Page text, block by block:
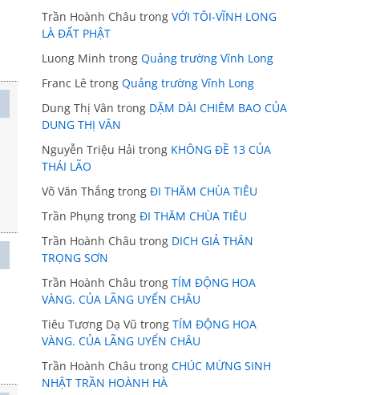
Trần Hoành Châu trong VỚI TÔI-VĨNH LONG
LÀ ĐẤT PHẬT
Luong Minh trong Quảng trường Vĩnh Long
Franc Lê trong Quảng trường Vĩnh Long
Dung Thị Vân trong DẶM DÀI CHIÊM BAO CỦA
DUNG THỊ VÂN
Nguyễn Triệu Hải trong KHÔNG ĐỀ 13 CỦA
THÁI LÃO
Võ Văn Thắng trong ĐI THĂM CHÙA TIÊU
Trần Phụng trong ĐI THĂM CHÙA TIÊU
Trần Hoành Châu trong DICH GIẢ THÂN
TRỌNG SƠN
Trần Hoành Châu trong TÍM ĐỘNG HOA
VÀNG. CỦA LÃNG UYỂN CHÂU
Tiêu Tương Dạ Vũ trong TÍM ĐỘNG HOA
VÀNG. CỦA LÃNG UYỂN CHÂU
Trần Hoành Châu trong CHÚC MỪNG SINH
NHẬT TRẦN HOÀNH HÀ